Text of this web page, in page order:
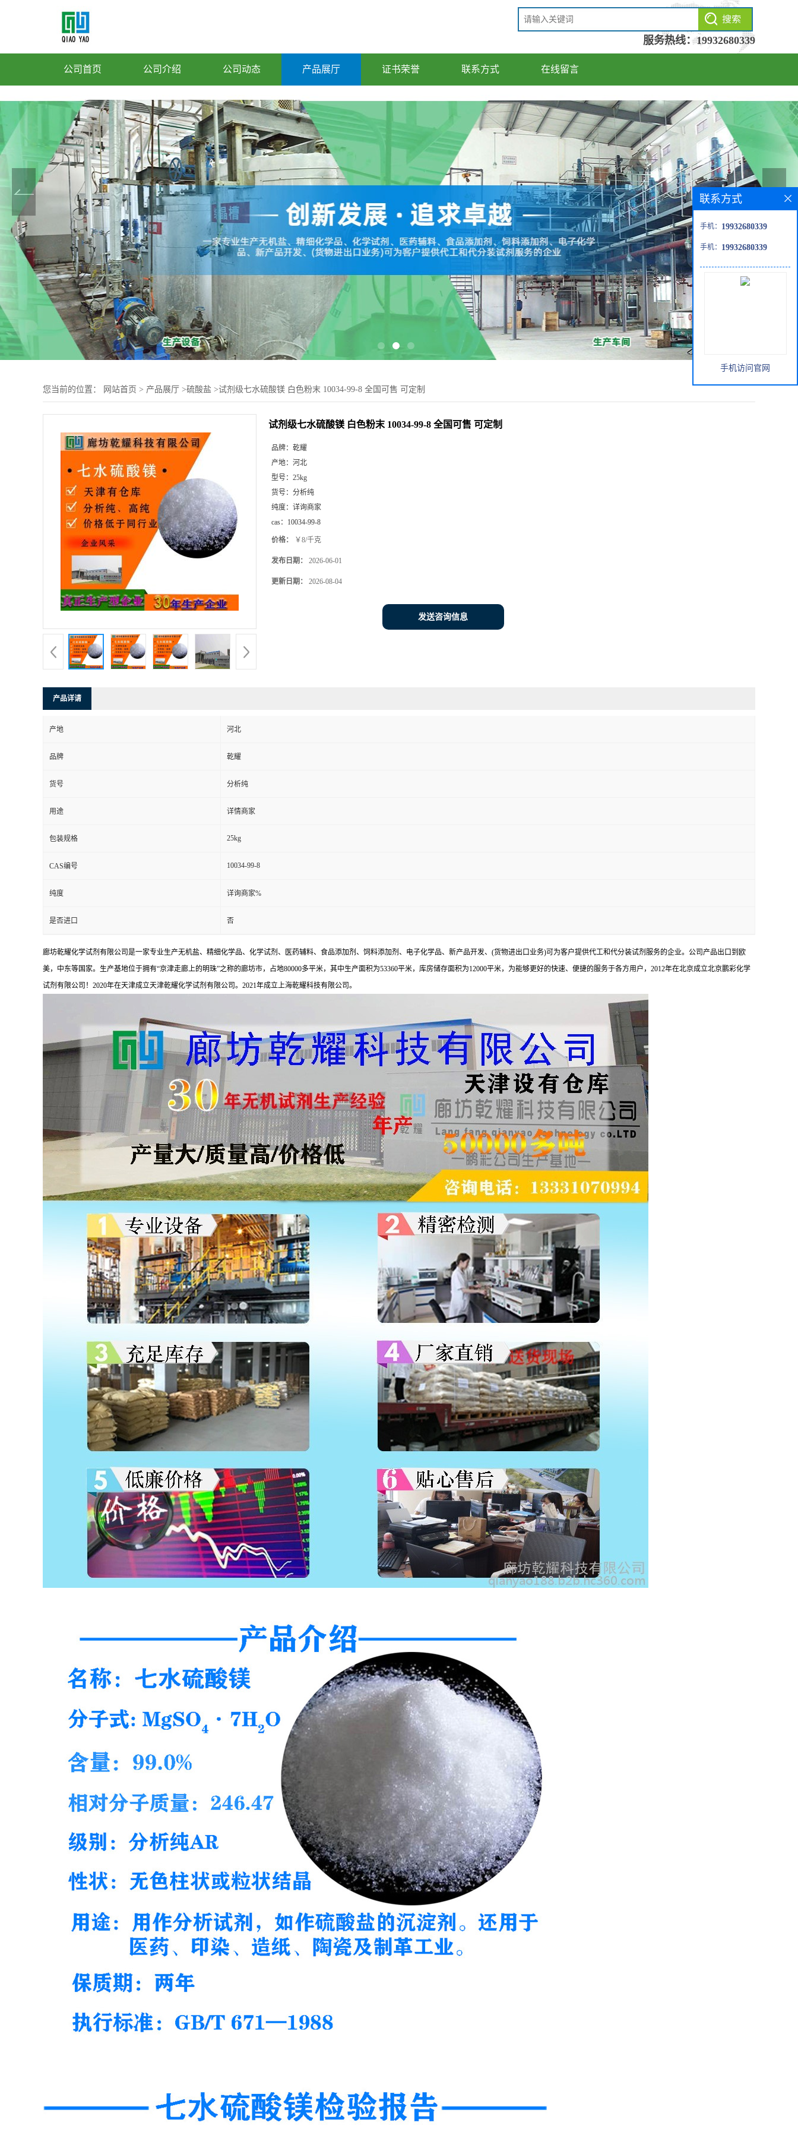
服务热线：19932680339
公司首页 公司介绍 公司动态 产品展厅 证书荣誉 联系方式 在线留言
您当前的位置： 网站首页 > 产品展厅 >硫酸盐 >试剂级七水硫酸镁 白色粉末 10034-99-8 全国可售 可定制
试剂级七水硫酸镁 白色粉末 10034-99-8 全国可售 可定制
品牌： 乾耀
产地： 河北
型号： 25kg
货号： 分析纯
纯度： 详询商家
cas： 10034-99-8
价格： ￥8/千克
发布日期： 2026-06-01
更新日期： 2026-08-04
发送咨询信息
产品详请
产地 河北
品牌 乾耀
货号 分析纯
用途 详情商家
包装规格 25kg
CAS编号 10034-99-8
纯度 详询商家%
是否进口 否
廊坊乾耀化学试剂有限公司是一家专业生产无机盐、精细化学品、化学试剂、医药辅料、食品添加剂、饲料添加剂、电子化学品、新产品开发、(货物进出口业务)可为客户提供代工和代分装试剂服务的企业。公司产品出口到欧
美，中东等国家。生产基地位于拥有“京津走廊上的明珠”之称的廊坊市，占地80000多平米，其中生产面积为53360平米，库房储存面积为12000平米，为能够更好的快速、便捷的服务于各方用户，2012年在北京成立北京鹏彩化学
试剂有限公司！2020年在天津成立天津乾耀化学试剂有限公司。2021年成立上海乾耀科技有限公司。
联系方式
手机： 19932680339
手机： 19932680339
手机访问官网